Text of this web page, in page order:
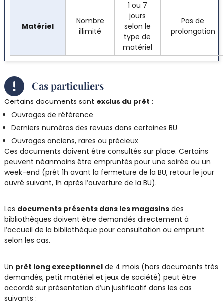
Matériel
Nombre
illimité
1 ou 7
jours
selon le
type de
matériel
Pas de
prolongation
Cas particuliers
Certains documents sont exclus du prêt :
Ouvrages de référence
Derniers numéros des revues dans certaines BU
Ouvrages anciens, rares ou précieux
Ces documents doivent être consultés sur place. Certains
peuvent néanmoins être empruntés pour une soirée ou un
week-end (prêt 1h avant la fermeture de la BU, retour le jour
ouvré suivant, 1h après l’ouverture de la BU).
Les documents présents dans les magasinsdes
bibliothèques doivent être demandés directement à
l’accueil de la bibliothèque pour consultation ou emprunt
selon les cas.
Un prêt long exceptionnelde 4 mois (hors documents très
demandés, petit matériel et jeux de société) peut être
accordé sur présentation d’un justificatif dans les cas
suivants :